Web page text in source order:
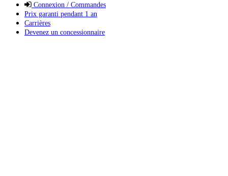
Connexion / Commandes
Prix garanti pendant 1 an
Carrières
Devenez un concessionnaire